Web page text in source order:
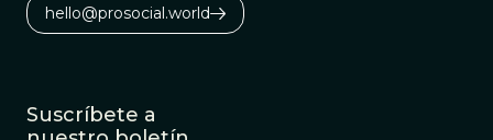
hello@prosocial.world
Suscríbete a